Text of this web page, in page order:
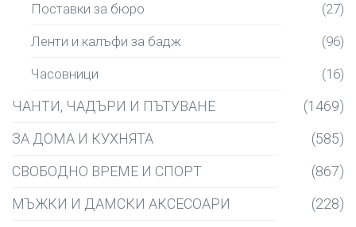
Поставки за бюро (27)
Ленти и калъфи за бадж (96)
Часовници (16)
ЧАНТИ, ЧАДЪРИ И ПЪТУВАНЕ
(1469)
ЗА ДОМА И КУХНЯТА
(585)
СВОБОДНО ВРЕМЕ И СПОРТ
(867)
МЪЖКИ И ДАМСКИ АКСЕСОАРИ
(228)